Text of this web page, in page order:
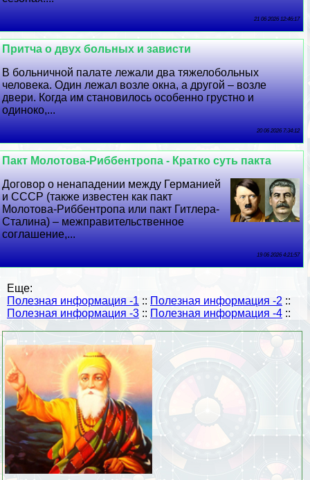
21 06 2026 12:46:17
Притча о двух больных и зависти
В больничной палате лежали два тяжелобольных
человека. Один лежал возле окна, а другой – возле
двери. Когда им становилось особенно грустно и
одиноко,...
20 06 2026 7:34:12
Пакт Молотова-Риббентропа - Кратко суть пакта
Договор о ненападении между Германией
и СССР (также известен как пакт
Молотова-Риббентропа или пакт Гитлера-
Сталина) – межправительственное
соглашение,...
19 06 2026 4:21:57
Еще:
Полезная информация -1 :: Полезная информация -2 ::
Полезная информация -3 :: Полезная информация -4 ::